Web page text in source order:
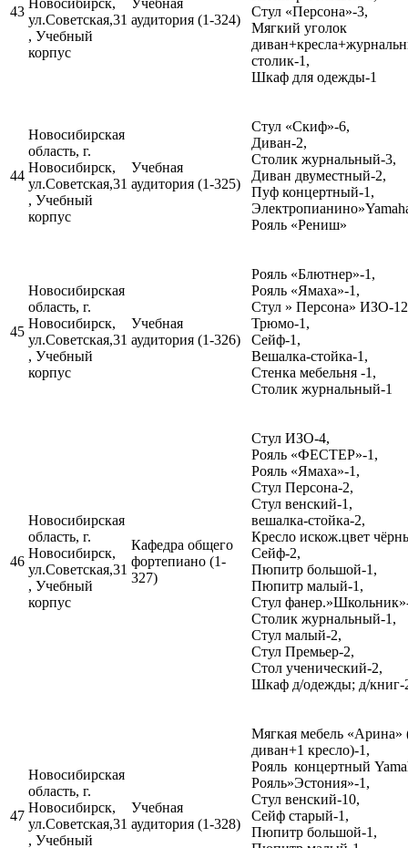
43
ул.Советская,31
, Учебный
корпус
аудитория (1-324)
Стул «Персона»-3,
Мягкий уголок
столик-1,
Шкаф для одежды-1
44
Новосибирская
область, г.
Новосибирск,
ул.Советская,31
, Учебный
корпус
Учебная
аудитория (1-325)
Стул «Скиф»-6,
Диван-2,
Столик журнальный-3,
Диван двуместный-2,
Пуф концертный-1,
Рояль «Рениш»
45
Новосибирская
область, г.
Новосибирск,
ул.Советская,31
, Учебный
корпус
Учебная
аудитория (1-326)
Рояль «Блютнер»-1,
Рояль «Ямаха»-1,
Стул » Персона» ИЗО-
Трюмо-1,
Сейф-1,
Вешалка-стойка-1,
Стенка мебельня -1,
Столик журнальный-1
46
Новосибирская
область, г.
Новосибирск,
ул.Советская,31
, Учебный
корпус
Кафедра общего
фортепиано (1-
327)
Стул ИЗО-4,
Рояль «ФЕСТЕР»-1,
Рояль «Ямаха»-1,
Стул Персона-2,
Стул венский-1,
вешалка-стойка-2,
Кресло искож.цвет
Сейф-2,
Пюпитр большой-1,
Пюпитр малый-1,
Стул
Столик журнальный-1,
Стул малый-2,
Стул Премьер-2,
Стол ученический-2,
Шкаф д/одежды; д/книг-
47
Новосибирская
область, г.
Новосибирск,
ул.Советская,31
, Учебный
Учебная
аудитория (1-328)
Мягкая мебель «Арина»
диван+1 кресло)-1,
Рояль концертный
Рояль»Эстония»-1,
Стул венский-10,
Сейф старый-1,
Пюпитр большой-1,